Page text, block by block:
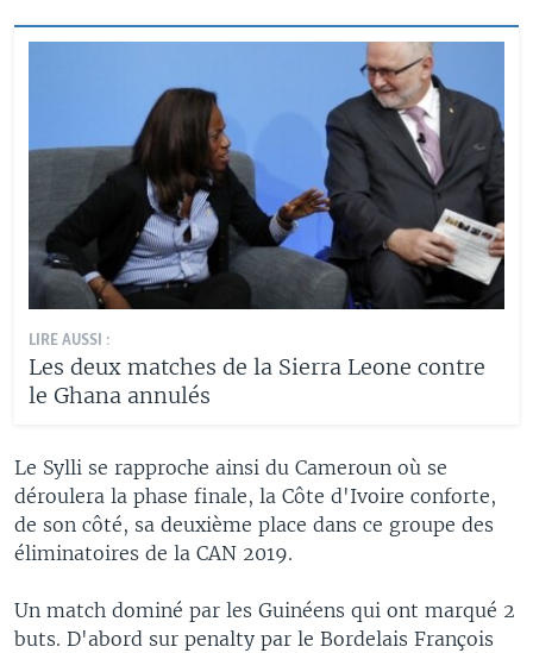
LIRE AUSSI :
Les deux matches de la Sierra Leone contre
le Ghana annulés
Le Sylli se rapproche ainsi du Cameroun où se
déroulera la phase finale, la Côte d'Ivoire conforte,
de son côté, sa deuxième place dans ce groupe des
éliminatoires de la CAN 2019.
Un match dominé par les Guinéens qui ont marqué 2
buts. D'abord sur penalty par le Bordelais François